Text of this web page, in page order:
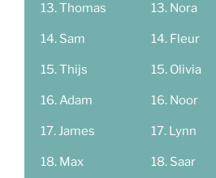
Thomas
Sam
Thijs
Adam
James
Max
Nora
Fleur
Olivia
Noor
Lynn
Saar